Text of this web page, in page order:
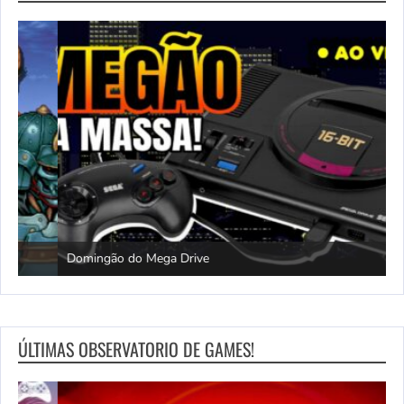
Domingão do Mega Drive
ÚLTIMAS OBSERVATORIO DE GAMES!